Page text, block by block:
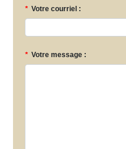
* Votre courriel :
* Votre message :